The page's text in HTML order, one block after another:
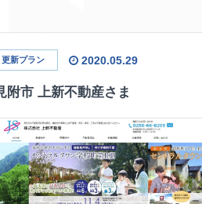
更新プラン 2020.05.29
附市 上新不動産さま